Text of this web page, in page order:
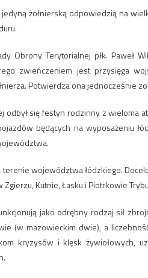
jedyną żołnierską odpowiedzią na
Obrony Terytorialnej płk. Paweł
zwieńczeniem jest przysięga
Potwierdza ona jednocześnie
odbył się festyn rodzinny z wieloma
będących na wyposażeniu
terenie województwa łódzkiego.
Kutnie, Łasku i Piotrkowie
jako odrębny rodzaj sił
(w mazowieckim dwie), a
kryzysów i klęsk żywiołowych,